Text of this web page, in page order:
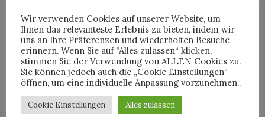
Wir verwenden Cookies auf unserer Website, um
Ihnen das relevanteste Erlebnis zu bieten, indem wir
uns an Ihre Präferenzen und wiederholten Besuche
erinnern. Wenn Sie auf "Alles zulassen“ klicken,
stimmen Sie der Verwendung von ALLEN Cookies zu.
Sie können jedoch auch die „Cookie Einstellungen“
öffnen, um eine individuelle Anpassung vorzunehmen..
Cookie Einstellungen Alles zulassen